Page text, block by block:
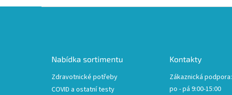
Nabídka sortimentu
Zdravotnické potřeby
COVID a ostatní testy
Kontakty
Zákaznická podpora:
po - pá 9:00-15:00